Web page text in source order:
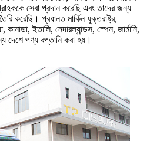
সেবা প্রদান করেছি এবং তাদের জন্য
করেছি। প্রধানত মার্কিন যুক্তরাষ্ট্র,
ইতালি, নেদারল্যান্ডস, স্পেন, জার্মানি,
দেশে পণ্য রপ্তানি করা হয়।